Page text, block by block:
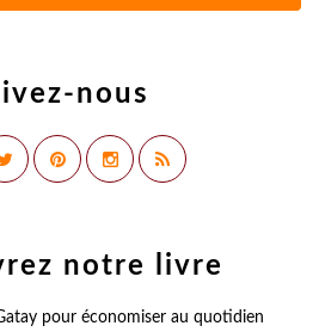
nous
notre livre